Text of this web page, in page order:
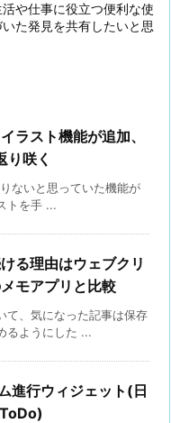
や仕事に役立つ便利な使
た発見を共有したいと思
ラスト機能が追加、
り咲く
ないと思っていた機能が
トを手 ...
る理由はウェブクリ
モアプリと比較
て、気になった記事は保存
るようにした ...
進行ウィジェット(日